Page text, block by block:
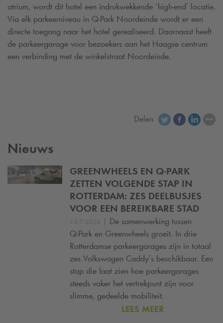
atrium, wordt dit hotel een indrukwekkende ‘high-end’ locatie.
Via elk parkeerniveau in Q-Park Noordeinde wordt er een
directe toegang naar het hotel gerealiseerd. Daarnaast heeft
de parkeergarage voor bezoekers aan het Haagse centrum
een verbinding met de winkelstraat Noordeinde.
Delen
Nieuws
GREENWHEELS EN Q-PARK
ZETTEN VOLGENDE STAP IN
ROTTERDAM: ZES DEELBUSJES
VOOR EEN BEREIKBARE STAD
13-7-2026 | De samenwerking tussen
Q-Park en Greenwheels groeit. In drie
Rotterdamse parkeergarages zijn in totaal
zes Volkswagen Caddy’s beschikbaar. Een
stap die laat zien hoe parkeergarages
steeds vaker het vertrekpunt zijn voor
slimme, gedeelde mobiliteit.
LEES MEER